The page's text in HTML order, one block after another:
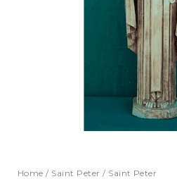
Home / Saint Peter / Saint Peter